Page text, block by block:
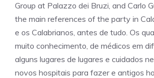
Group at Palazzo dei Bruzi, and Carlo
the main references of the party in
e os Calabrianos, antes de tudo. Os
muito conhecimento, de médicos em
alguns lugares de lugares e cuidados
novos hospitais para fazer e antigos